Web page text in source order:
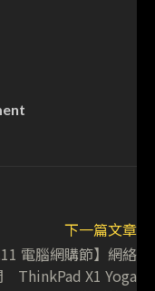
下一篇文章
電腦網購節】網絡
ThinkPad X1 Yoga